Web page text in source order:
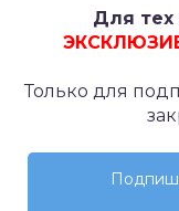
Для тех
Только для